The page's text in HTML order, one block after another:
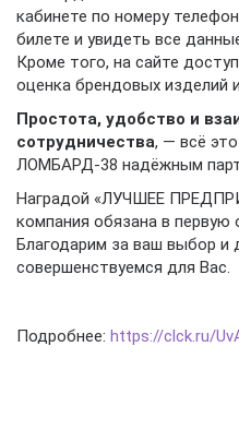
кабинете по номеру
билете и увидеть все
Кроме того, на сайте
оценка брендовых изделий
Простота, удобство и
сотрудничества, — всё
ЛОМБАРД-38 надёжным
Наградой «ЛУЧШЕЕ
компания обязана в первую
Благодарим за ваш выбор и
совершенствуемся для Вас.
Подробнее: https://clck.ru/